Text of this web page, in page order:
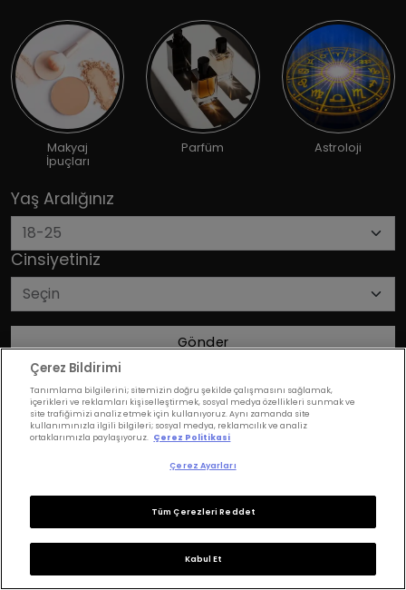
Makyaj
İpuçları
Parfüm Astroloji
Yaş Aralığınız
Cinsiyetiniz
Gönder
Son Yazılar
Çerez Bildirimi
Tanımlama bilgilerini; sitemizin doğru şekilde çalışmasını sağlamak,
içerikleri ve reklamları kişiselleştirmek, sosyal medya özellikleri sunmak ve
site trafiğimizi analiz etmek için kullanıyoruz. Aynı zamanda site
kullanımınızla ilgili bilgileri; sosyal medya, reklamcılık ve analiz
ortaklarımızla paylaşıyoruz. Çerez Politikasi
Çerez Ayarları
Tüm Çerezleri Reddet
Kabul Et